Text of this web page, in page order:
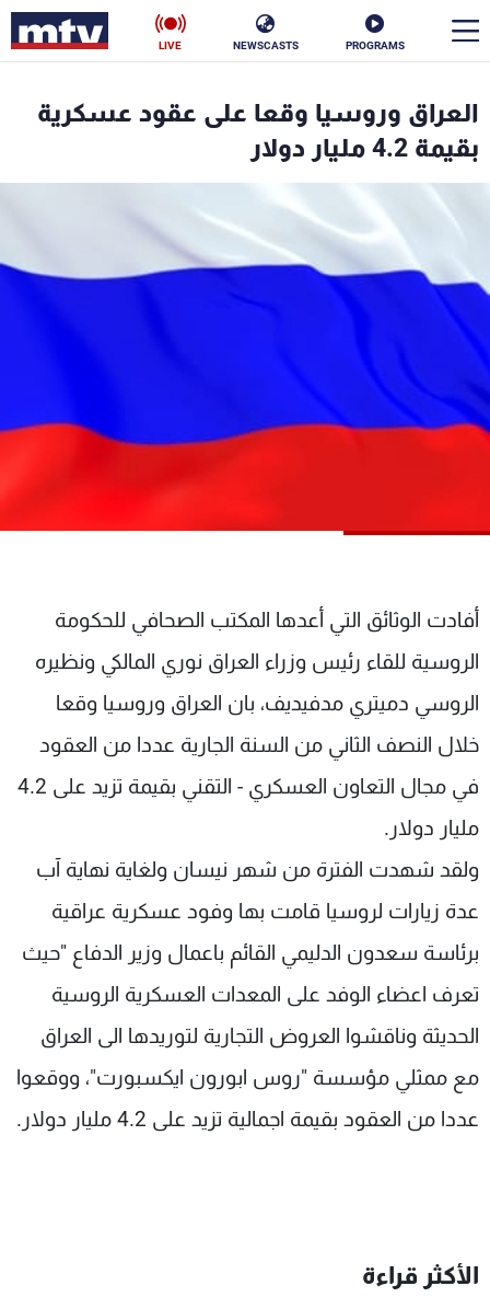
PROGRAMS
NEWSCASTS
LIVE
العراق وروسيا وقعا على عقود عسكرية
بقيمة 4.2 مليار دولار
أفادت الوثائق التي أعدها المكتب الصحافي للحكومة
الروسية للقاء رئيس وزراء العراق نوري المالكي ونظيره
الروسي دميتري مدفيديف، بان العراق وروسيا وقعا
خلال النصف الثاني من السنة الجارية عددا من العقود
في مجال التعاون العسكري - التقني بقيمة تزيد على 4.2
مليار دولار.
ولقد شهدت الفترة من شهر نيسان ولغاية نهاية آب
عدة زيارات لروسيا قامت بها وفود عسكرية عراقية
برئاسة سعدون الدليمي القائم باعمال وزير الدفاع "حيث
تعرف اعضاء الوفد على المعدات العسكرية الروسية
الحديثة وناقشوا العروض التجارية لتوريدها الى العراق
مع ممثلي مؤسسة "روس ابورون ايكسبورت"، ووقعوا
عددا من العقود بقيمة اجمالية تزيد على 4.2 مليار دولار.
الأكثر قراءة
الأخبار
سياسة
منوعات
كأس العالم
عن MTV
لاعلاناتكم
وظائف
شروط الإسـتخدام